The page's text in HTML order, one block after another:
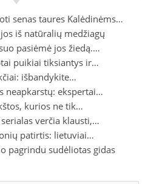
senas taures Kalėdinėms…
iš natūralių medžiagų
pasiėmė jos žiedą.…
puikiai tiksiantys ir…
išbandykite…
neapkarstų: ekspertai…
kurios ne tik…
verčia klausti,…
patirtis: lietuviai…
pagrindu sudėliotas gidas